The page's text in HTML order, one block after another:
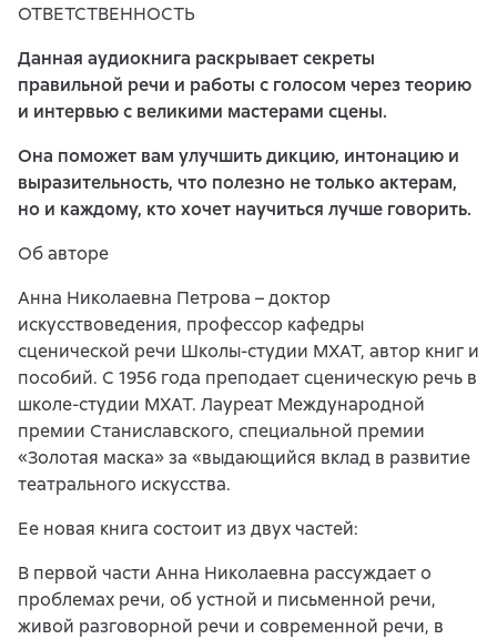
ОТВЕТСТВЕННОСТЬ
Данная аудиокнига раскрывает секреты
правильной речи и работы с голосом через теорию
и интервью с великими мастерами сцены.
Она поможет вам улучшить дикцию, интонацию и
выразительность, что полезно не только актерам,
но и каждому, кто хочет научиться лучше говорить.
Об авторе
Анна Николаевна Петрова – доктор
искусствоведения, профессор кафедры
сценической речи Школы-студии МХАТ, автор книг и
пособий. С 1956 года преподает сценическую речь в
школе-студии МХАТ. Лауреат Международной
премии Станиславского, специальной премии
«Золотая маска» за «выдающийся вклад в развитие
театрального искусства.
Ее новая книга состоит из двух частей:
В первой части Анна Николаевна рассуждает о
проблемах речи, об устной и письменной речи,
живой разговорной речи и современной речи, в